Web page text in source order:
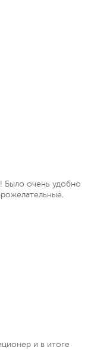
Было очень удобно
и в итоге